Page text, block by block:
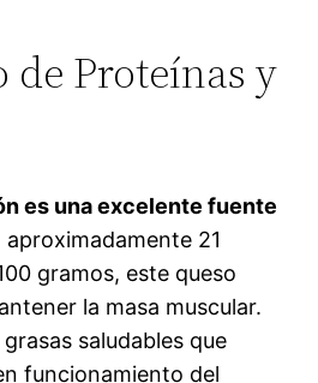
de Proteínas y
es una excelente fuente
aproximadamente 21
gramos, este queso
la masa muscular.
saludables que
funcionamiento del